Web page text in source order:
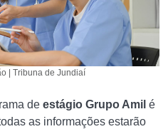
| Tribuna de Jundiaí
de estágio Grupo Amil é
as informações estarão